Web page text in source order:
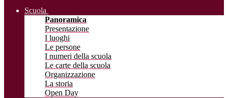
Scuola
Panoramica
Presentazione
I luoghi
Le persone
I numeri della scuola
Le carte della scuola
Organizzazione
La storia
Open Day